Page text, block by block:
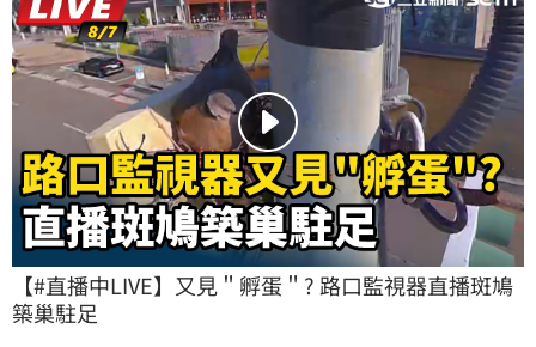
【#直播中LIVE】又見＂孵蛋＂? 路口監視器直播斑鳩
築巢駐足